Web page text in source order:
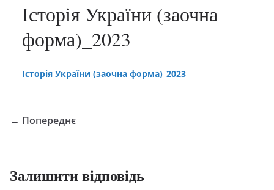
Історія України (заочна
форма)_2023
Історія України (заочна форма)_2023
← Попереднє
Залишити відповідь